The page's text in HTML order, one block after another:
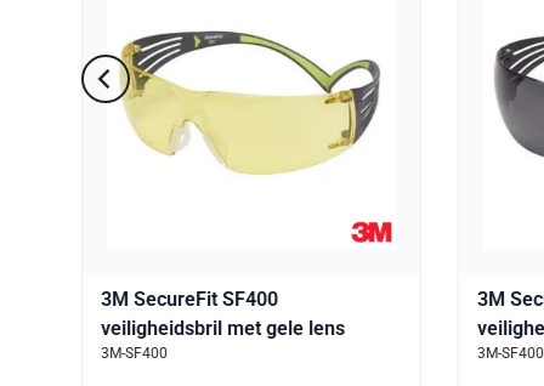
3M SecureFit SF400
veiligheidsbril met gele lens
3M-SF400
3M
3M-SF400